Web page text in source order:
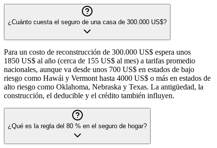
¿Cuánto cuesta el seguro de una casa de 300.000 US$?
Para un costo de reconstrucción de 300.000 US$ espera unos
1850 US$ al año (cerca de 155 US$ al mes) a tarifas promedio
nacionales, aunque va desde unos 700 US$ en estados de bajo
riesgo como Hawái y Vermont hasta 4000 US$ o más en estados de
alto riesgo como Oklahoma, Nebraska y Texas. La antigüedad, la
construcción, el deducible y el crédito también influyen.
¿Qué es la regla del 80 % en el seguro de hogar?